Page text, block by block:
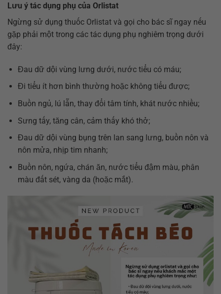
Lưu ý tác dụng phụ của Orlistat
Ngừng sử dụng thuốc Orlistat và gọi cho bác sĩ ngay nếu
gặp phải một trong các tác dụng phụ nghiêm trọng dưới
đây:
Đau dữ dội vùng lưng dưới, nước tiểu có máu;
Đi tiểu ít hơn bình thường hoặc không tiểu được;
Buồn ngủ, lú lẫn, thay đổi tâm tính, khát nước nhiều;
Sưng tấy, tăng cân, cảm thấy khó thở;
Đau dữ dội vùng bụng trên lan sang lưng, buồn nôn và
nôn mửa, nhịp tim nhanh;
Buồn nôn, ngứa, chán ăn, nước tiểu đậm màu, phân
màu đất sét, vàng da (hoặc mắt).